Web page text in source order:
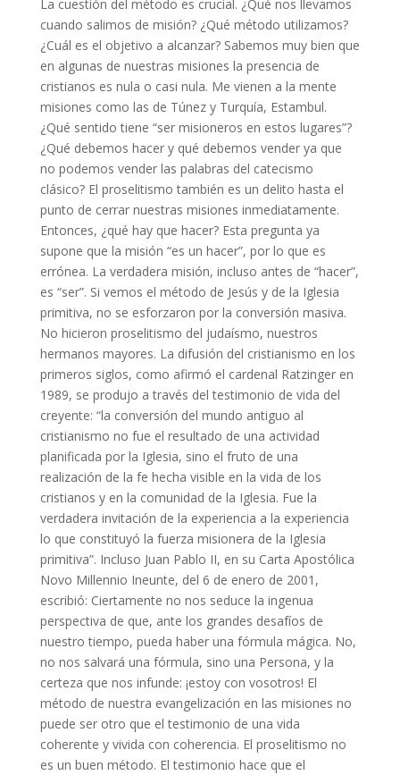
La cuestión del método es crucial. ¿Qué nos llevamos
cuando salimos de misión? ¿Qué método utilizamos?
¿Cuál es el objetivo a alcanzar? Sabemos muy bien que
en algunas de nuestras misiones la presencia de
cristianos es nula o casi nula. Me vienen a la mente
misiones como las de Túnez y Turquía, Estambul.
¿Qué sentido tiene “ser misioneros en estos lugares”?
¿Qué debemos hacer y qué debemos vender ya que
no podemos vender las palabras del catecismo
clásico? El proselitismo también es un delito hasta el
punto de cerrar nuestras misiones inmediatamente.
Entonces, ¿qué hay que hacer? Esta pregunta ya
supone que la misión “es un hacer”, por lo que es
errónea. La verdadera misión, incluso antes de “hacer”,
es “ser”. Si vemos el método de Jesús y de la Iglesia
primitiva, no se esforzaron por la conversión masiva.
No hicieron proselitismo del judaísmo, nuestros
hermanos mayores. La difusión del cristianismo en los
primeros siglos, como afirmó el cardenal Ratzinger en
1989, se produjo a través del testimonio de vida del
creyente: “la conversión del mundo antiguo al
cristianismo no fue el resultado de una actividad
planificada por la Iglesia, sino el fruto de una
realización de la fe hecha visible en la vida de los
cristianos y en la comunidad de la Iglesia. Fue la
verdadera invitación de la experiencia a la experiencia
lo que constituyó la fuerza misionera de la Iglesia
primitiva”. Incluso Juan Pablo II, en su Carta Apostólica
Novo Millennio Ineunte, del 6 de enero de 2001,
escribió: Ciertamente no nos seduce la ingenua
perspectiva de que, ante los grandes desafíos de
nuestro tiempo, pueda haber una fórmula mágica. No,
no nos salvará una fórmula, sino una Persona, y la
certeza que nos infunde: ¡estoy con vosotros! El
método de nuestra evangelización en las misiones no
puede ser otro que el testimonio de una vida
coherente y vivida con coherencia. El proselitismo no
es un buen método. El testimonio hace que el